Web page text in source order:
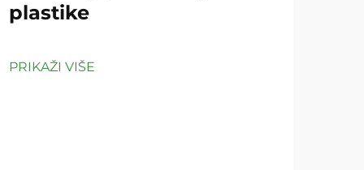
plastike
PRIKAŽI VIŠE